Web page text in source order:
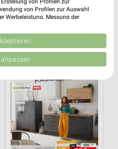
40,1 km
Wohnen Spezial
Zurbrüggen
von Profilen zur
von Profilen zur Auswahl
Werbeleistung. Messung der
Quellen. Entwicklung und
reduzierter Daten zur Auswahl
Union weitergegeben und in die
auf Informationen
anpassen